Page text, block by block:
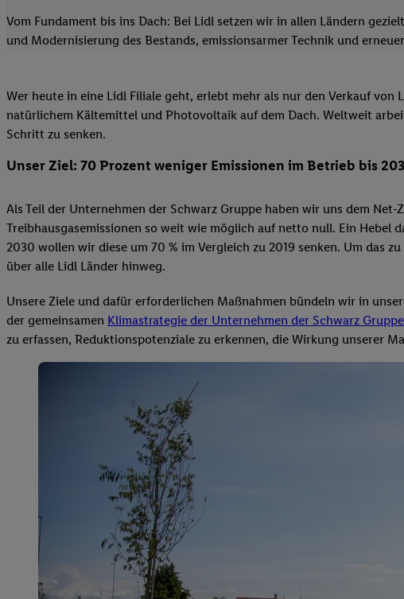
Vom Fundament bis ins Dach: Bei Lidl setzen wir in allen Ländern
und Modernisierung des Bestands, emissionsarmer Technik und
Wer heute in eine Lidl Filiale geht, erlebt mehr als nur den Verkauf
natürlichem Kältemittel und Photovoltaik auf dem Dach. Weltweit
Schritt zu senken.
Unser Ziel: 70 Prozent weniger Emissionen im Betrieb bis
Als Teil der Unternehmen der Schwarz Gruppe haben wir uns dem
Treibhausgasemissionen so weit wie möglich auf netto null. Ein Hebel
2030 wollen wir diese um 70 % im Vergleich zu 2019 senken. Um das
über alle Lidl Länder hinweg.
Unsere Ziele und dafür erforderlichen Maßnahmen bündeln wir in
der gemeinsamen Klimastrategie der Unternehmen der Schwarz Gruppe
zu erfassen, Reduktionspotenziale zu erkennen, die Wirkung unserer